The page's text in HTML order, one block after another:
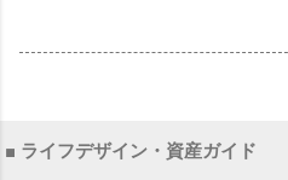
■ ライフデザイン・資産ガイド